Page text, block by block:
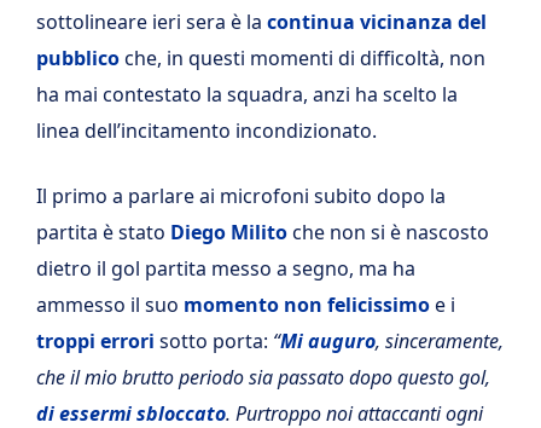
sottolineare ieri sera è la continua vicinanza del
pubblicoche, in questi momenti di difficoltà, non
ha mai contestato la squadra, anzi ha scelto la
linea dell’incitamento incondizionato.
Il primo a parlare ai microfoni subito dopo la
partita è stato Diego Militoche non si è nascosto
dietro il gol partita messo a segno, ma ha
ammesso il suo momento non felicissimoe i
troppi errori sotto porta: “Mi auguro, sinceramente,
che il mio brutto periodo sia passato dopo questo gol,
di essermi sbloccato. Purtroppo noi attaccanti ogni